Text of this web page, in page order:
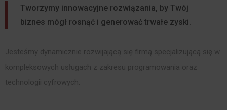
Tworzymy innowacyjne rozwiązania, by Twój
biznes mógł rosnąć i generować trwałe zyski.
Jesteśmy dynamicznie rozwijającą się firmą specjalizującą się w
kompleksowych usługach z zakresu programowania oraz
technologii cyfrowych.